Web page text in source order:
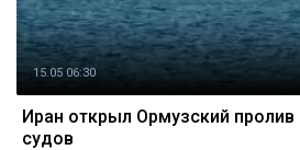
15.05 06:30
Иран открыл Ормузский пролив
судов